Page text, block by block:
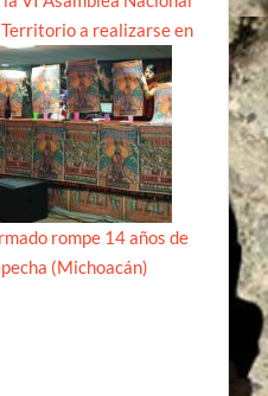
a realizarse en
rompe 14 años de
(Michoacán)